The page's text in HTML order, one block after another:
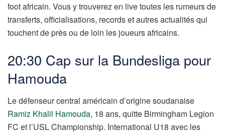
foot africain. Vous y trouverez en live toutes les rumeurs de
transferts, officialisations, records et autres actualités qui
touchent de près ou de loin les joueurs africains.
20:30 Cap sur la Bundesliga pour
Hamouda
Le défenseur central américain d’origine soudanaise
Ramiz Khalil Hamouda, 18 ans, quitte Birmingham Legion
FC et l’USL Championship. International U18 avec les